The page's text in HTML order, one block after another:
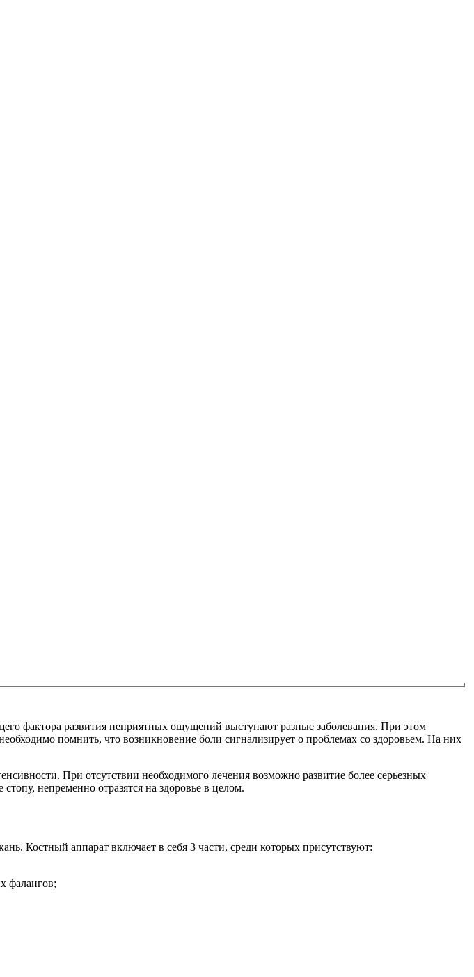
фактора развития неприятных ощущений выступают разные заболевания. При этом
помнить, что возникновение боли сигнализирует о проблемах со здоровьем. На них
При отсутствии необходимого лечения возможно развитие более серьезных
непременно отразятся на здоровье в целом.
Костный аппарат включает в себя 3 части, среди которых присутствуют:
фалангов;